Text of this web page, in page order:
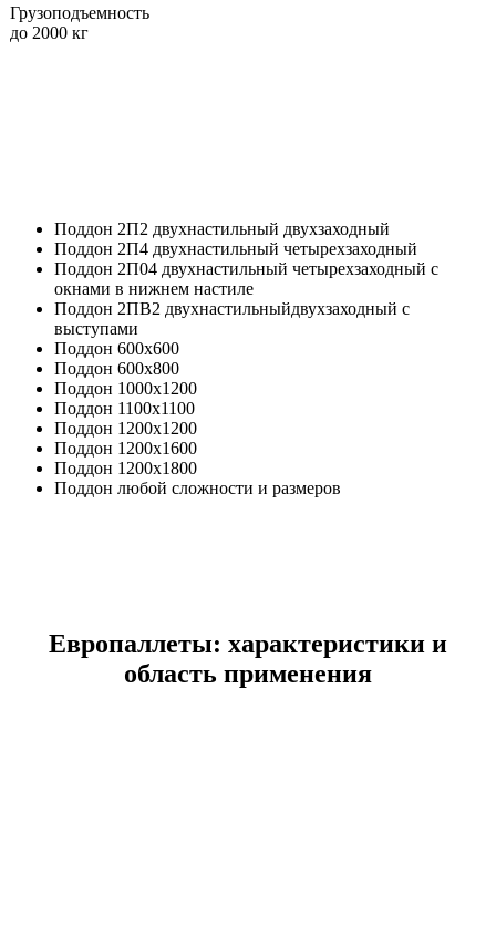
Грузоподъемность
до 2000 кг
Поддон 2П2 двухнастильный двухзаходный
Поддон 2П4 двухнастильный четырехзаходный
Поддон 2П04 двухнастильный четырехзаходный с
окнами в нижнем настиле
Поддон 2ПВ2 двухнастильныйдвухзаходный с
выступами
Поддон 600х600
Поддон 600х800
Поддон 1000х1200
Поддон 1100х1100
Поддон 1200х1200
Поддон 1200х1600
Поддон 1200х1800
Поддон любой сложности и размеров
Европаллеты: характеристики и
область применения